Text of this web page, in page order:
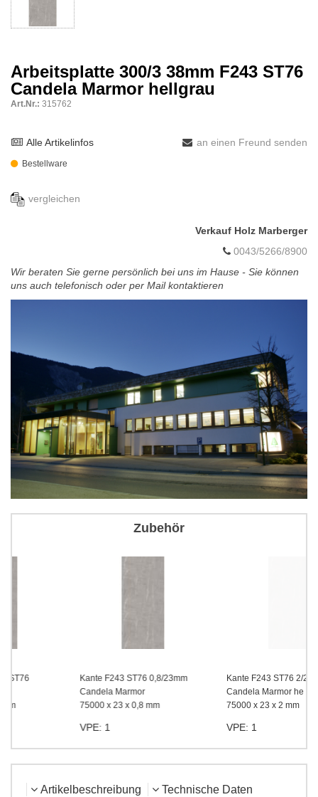
Arbeitsplatte 300/3 38mm F243 ST76
Candela Marmor hellgrau
Art.Nr.: 315762
Alle Artikelinfos an einen Freund senden
Bestellware
vergleichen
Verkauf Holz Marberger
0043/5266/8900
Wir beraten Sie gerne persönlich bei uns im Hause - Sie können
uns auch telefonisch oder per Mail kontaktieren
Zubehör
Kante F243 ST76 0,8/23mm
Candela Marmor
75000 x 23 x 0,8 mm
Kante F243 ST76 2/23mm
Candela Marmor he
75000 x 23 x 2 mm
Artikelbeschreibung Technische Daten